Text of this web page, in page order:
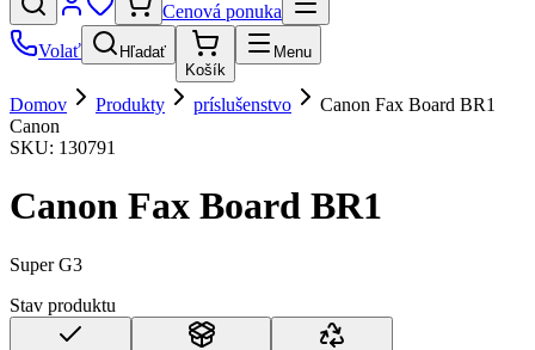
Cenová ponuka
Volať
Hľadať
Košík
Menu
Domov Produkty príslušenstvo
Canon Fax Board BR1
Canon
SKU: 130791
Canon Fax Board BR1
Super G3
Stav produktu